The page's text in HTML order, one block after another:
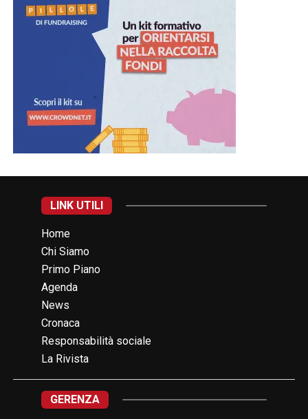
LINK UTILI
Home
Chi Siamo
Primo Piano
Agenda
News
Cronaca
Responsabilità sociale
La Rivista
GERENZA